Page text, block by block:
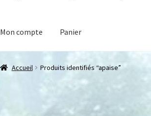
Mon compte Panier
Accueil Produits identifiés “apaise”